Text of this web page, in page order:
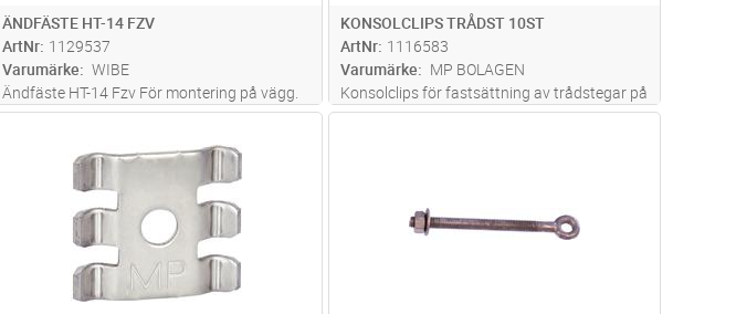
ÄNDFÄSTE HT-14 FZV
ArtNr 1129537
Varumärke
WIBE
Ändfäste HT-14 Fzv För montering på vägg.
KONSOLCLIPS TRÅDST 10ST
ArtNr 1116583
Varumärke
MP BOLAGEN
Konsolclips för fastsättning av trådstegar på
väggkonsol, av typ KL. 10 st/förpackning.